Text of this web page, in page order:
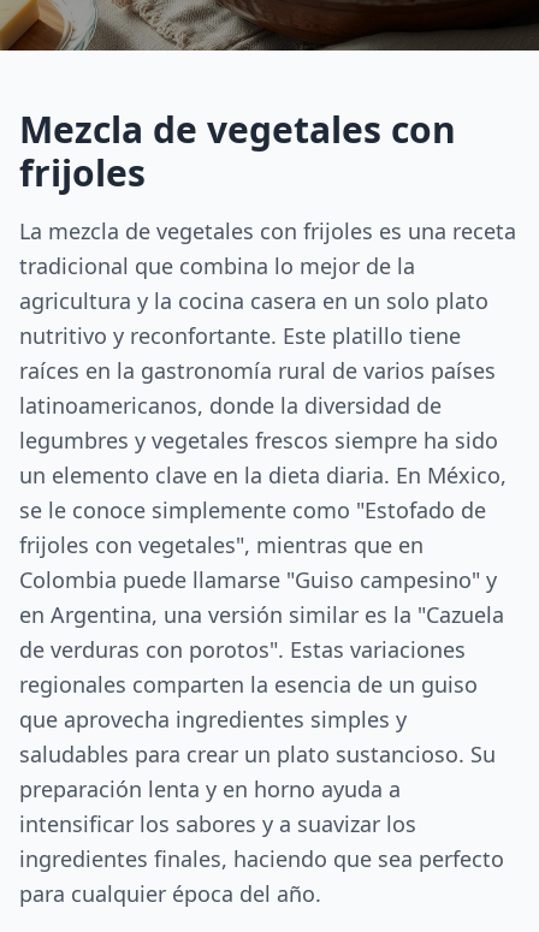
Mezcla de vegetales con
frijoles
La mezcla de vegetales con frijoles es una receta
tradicional que combina lo mejor de la
agricultura y la cocina casera en un solo plato
nutritivo y reconfortante. Este platillo tiene
raíces en la gastronomía rural de varios países
latinoamericanos, donde la diversidad de
legumbres y vegetales frescos siempre ha sido
un elemento clave en la dieta diaria. En México,
se le conoce simplemente como "Estofado de
frijoles con vegetales", mientras que en
Colombia puede llamarse "Guiso campesino" y
en Argentina, una versión similar es la "Cazuela
de verduras con porotos". Estas variaciones
regionales comparten la esencia de un guiso
que aprovecha ingredientes simples y
saludables para crear un plato sustancioso. Su
preparación lenta y en horno ayuda a
intensificar los sabores y a suavizar los
ingredientes finales, haciendo que sea perfecto
para cualquier época del año.